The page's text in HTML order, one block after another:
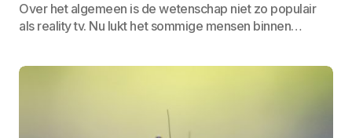
Over het algemeen is de wetenschap niet zo populair
als reality tv. Nu lukt het sommige mensen binnen…